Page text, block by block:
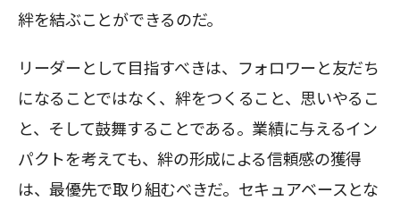
絆を結ぶことができるのだ。
リーダーとして目指すべきは、フォロワーと友だち
になることではなく、絆をつくること、思いやるこ
と、そして鼓舞することである。業績に与えるイン
パクトを考えても、絆の形成による信頼感の獲得
は、最優先で取り組むべきだ。セキュアベースとな